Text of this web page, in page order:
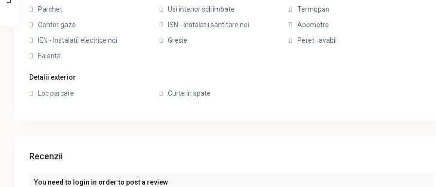
Parchet Usi interior schimbate
Termopan
Contor gaze
ISN - Instalatii santitare noi
Apometre
IEN - Instalatii electrice noi
Gresie
Pereti lavabil
Faianta
Detalii exterior
Loc parcare Curte in spate
Recenzii
You need to login in order to post a review